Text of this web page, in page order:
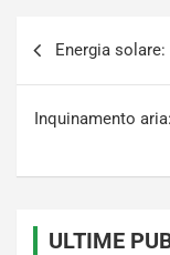
articoli
Energia
Inquinamento
ULTIME